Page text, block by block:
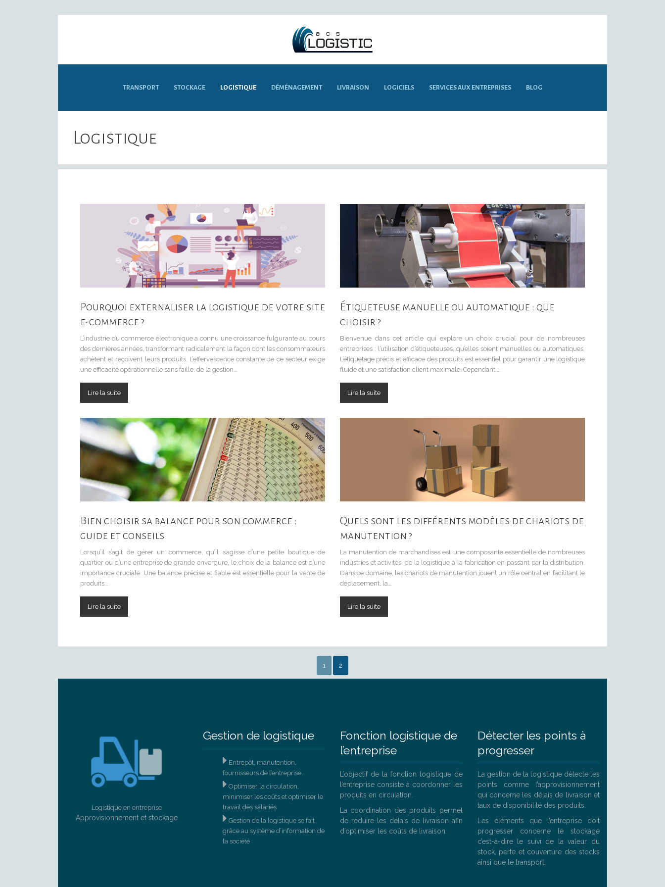
TRANSPORT STOCKAGE LOGISTIQUE DÉMÉNAGEMENT LIVRAISON LOGICIELS SERVICES AUX ENTREPRISES BLOG
Logistique
Pourquoi externaliser la logistique de votre site
e-commerce ?
L’industrie du commerce électronique a connu une croissance fulgurante au cours
des dernières années, transformant radicalement la façon dont les consommateurs
achètent et reçoivent leurs produits. L’effervescence constante de ce secteur exige
une efficacité opérationnelle sans faille, de la gestion…
Lire la suite
Étiqueteuse manuelle ou automatique : que
choisir ?
Bienvenue dans cet article qui explore un choix crucial pour de nombreuses
entreprises : l’utilisation d’étiqueteuses, qu’elles soient manuelles ou automatiques.
L’étiquetage précis et efficace des produits est essentiel pour garantir une logistique
fluide et une satisfaction client maximale. Cependant,…
Lire la suite
Bien choisir sa balance pour son commerce :
guide et conseils
Lorsqu’il s’agit de gérer un commerce, qu’il s’agisse d’une petite boutique de
quartier ou d’une entreprise de grande envergure, le choix de la balance est d’une
importance cruciale. Une balance précise et fiable est essentielle pour la vente de
produits…
Lire la suite
Quels sont les différents modèles de chariots de
manutention ?
La manutention de marchandises est une composante essentielle de nombreuses
industries et activités, de la logistique à la fabrication en passant par la distribution.
Dans ce domaine, les chariots de manutention jouent un rôle central en facilitant le
déplacement, la…
Lire la suite
1 2
Logistique en entreprise
Approvisionnement et stockage
Gestion de logistique
 Entrepôt, manutention,
fournisseurs de l’entreprise…
 Optimiser la circulation,
minimiser les coûts et optimiser le
travail des salariés
 Gestion de la logistique se fait
grâce au système d’information de
la société
Fonction logistique de
l’entreprise
L’objectif de la fonction logistique de
l’entreprise consiste à coordonner les
produits en circulation.
La coordination des produits permet
de réduire les délais de livraison afin
d’optimiser les coûts de livraison.
Détecter les points à
progresser
La gestion de la logistique détecte les
points comme l’approvisionnement
qui concerne les délais de livraison et
taux de disponibilité des produits.
Les éléments que l’entreprise doit
progresser concerne le stockage
c’est-à-dire le suivi de la valeur du
stock, perte et couverture des stocks
ainsi que le transport.